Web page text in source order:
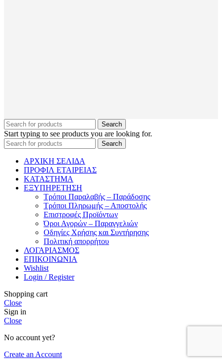
Search
Start typing to see products you are looking for.
Search
ΑΡΧΙΚΗ ΣΕΛΙΔΑ
ΠΡΟΦΙΛ ΕΤΑΙΡΕΙΑΣ
ΚΑΤΑΣΤΗΜΑ
ΕΞΥΠΗΡΕΤΗΣΗ
Τρόποι Παραλαβής – Παράδοσης
Τρόποι Πληρωμής – Αποστολής
Επιστροφές Προϊόντων
Όροι Αγορών – Παραγγελιών
Οδηγίες Χρήσης και Συντήρησης
Πολιτική απορρήτου
ΛΟΓΑΡΙΑΣΜΟΣ
ΕΠΙΚΟΙΝΩΝΙΑ
Wishlist
Login / Register
Shopping cart
Close
Sign in
Close
No account yet?
Create an Account